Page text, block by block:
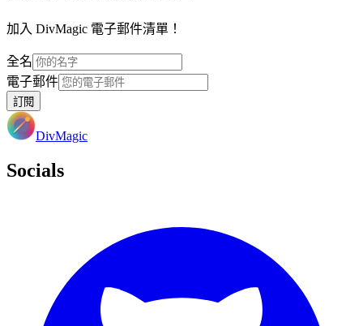
加入 DivMagic 電子郵件清單！
全名
電子郵件
訂閱
DivMagic
Socials